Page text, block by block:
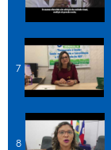
7
8